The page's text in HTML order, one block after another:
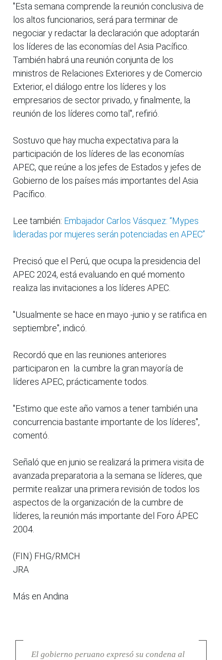
"Esta semana comprende la reunión conclusiva de
los altos funcionarios, será para terminar de
negociar y redactar la declaración que adoptarán
los líderes de las economías del Asia Pacífico.
También habrá una reunión conjunta de los
ministros de Relaciones Exteriores y de Comercio
Exterior, el diálogo entre los líderes y los
empresarios de sector privado, y finalmente, la
reunión de los líderes como tal", refirió.
Sostuvo que hay mucha expectativa para la
participación de los líderes de las economías
APEC, que reúne a los jefes de Estados y jefes de
Gobierno de los países más importantes del Asia
Pacífico.
Lee también: Embajador Carlos Vásquez: “Mypes
lideradas por mujeres serán potenciadas en APEC”
Precisó que el Perú, que ocupa la presidencia del
APEC 2024, está evaluando en qué momento
realiza las invitaciones a los líderes APEC.
"Usualmente se hace en mayo -junio y se ratifica en
septiembre", indicó.
Recordó que en las reuniones anteriores
participaron en la cumbre la gran mayoría de
líderes APEC, prácticamente todos.
"Estimo que este año vamos a tener también una
concurrencia bastante importante de los líderes",
comentó.
Señaló que en junio se realizará la primera visita de
avanzada preparatoria a la semana se líderes, que
permite realizar una primera revisión de todos los
aspectos de la organización de la cumbre de
líderes, la reunión más importante del Foro ÁPEC
2004.
(FIN) FHG/RMCH
JRA
Más en Andina
El gobierno peruano expresó su condena al